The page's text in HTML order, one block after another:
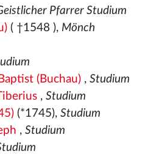
Pfarrer Studium
( †1548 ), Mönch
(Buchau), Studium
, Studium
(*1745), Studium
, Studium